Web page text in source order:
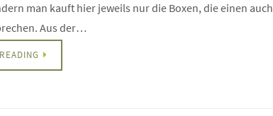
man kauft hier jeweils nur die Boxen, die einen auch
Aus der…